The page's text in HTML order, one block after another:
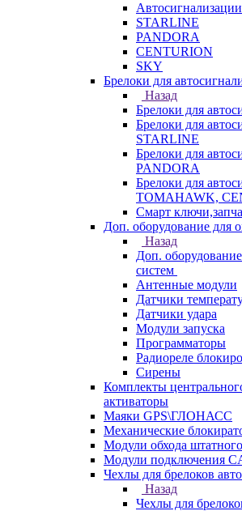
Автосигнализации
STARLINE
PANDORA
CENTURION
SKY
Брелоки для
Назад
Брелоки для
Брелоки для
STARLINE
Брелоки для
PANDORA
Брелоки для
TOMAHAWK,
Смарт
Доп. оборудование для
Назад
Доп.
систем
Антенные модули
Датчики
Датчики удара
Модули запуска
Программаторы
Радиореле
Сирены
Комплекты
активаторы
Маяки GPS\ГЛОНАСС
Механические
Модули обхода
Модули подключения
Чехлы для брелоков
Назад
Чехлы для